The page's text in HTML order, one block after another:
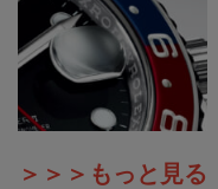
＞＞＞もっと見る